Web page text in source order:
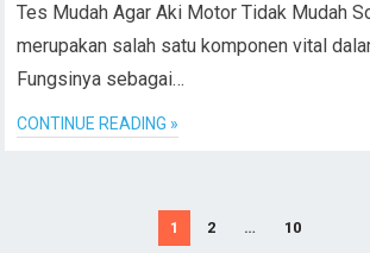
Tes Mudah Agar Aki Motor Tidak Mudah
merupakan salah satu komponen vital
Fungsinya sebagai…
CONTINUE READING »
1 2 … 10